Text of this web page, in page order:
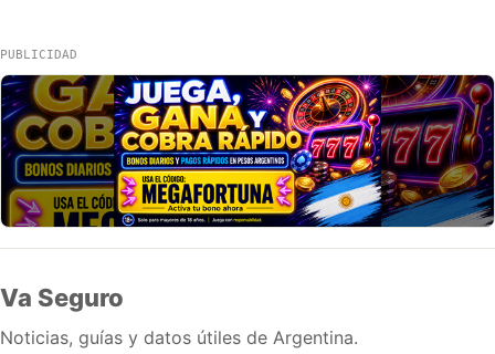
PUBLICIDAD
Va Seguro
Noticias, guías y datos útiles de Argentina.